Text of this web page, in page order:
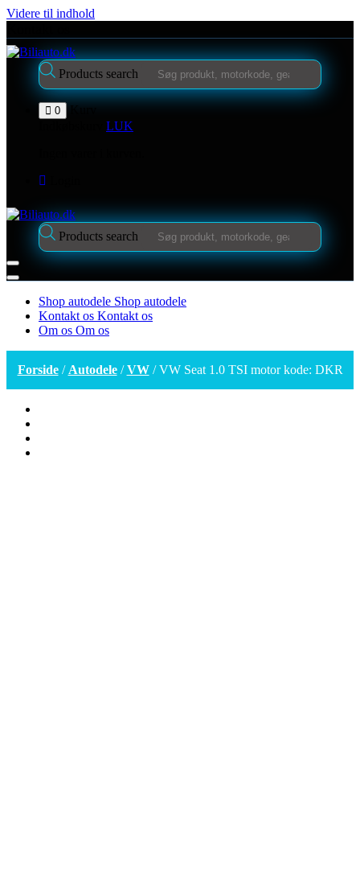
Videre til indhold
Products search
0
LUK
Products search
Shop autodele Shop autodele
Kontakt os Kontakt os
Om os Om os
Forside/ Autodele/VW/ VW Seat 1.0 TSI motor kode: DKR